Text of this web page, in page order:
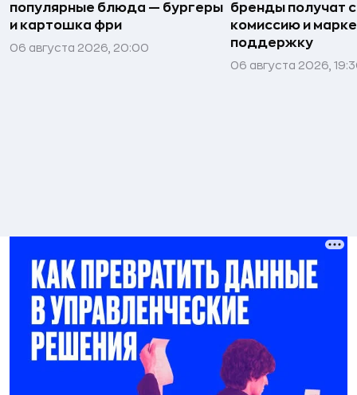
популярные блюда — бургеры
и картошка фри
06 августа 2026, 20:00
бренды получат
комиссию и
поддержку
06 августа 2026,